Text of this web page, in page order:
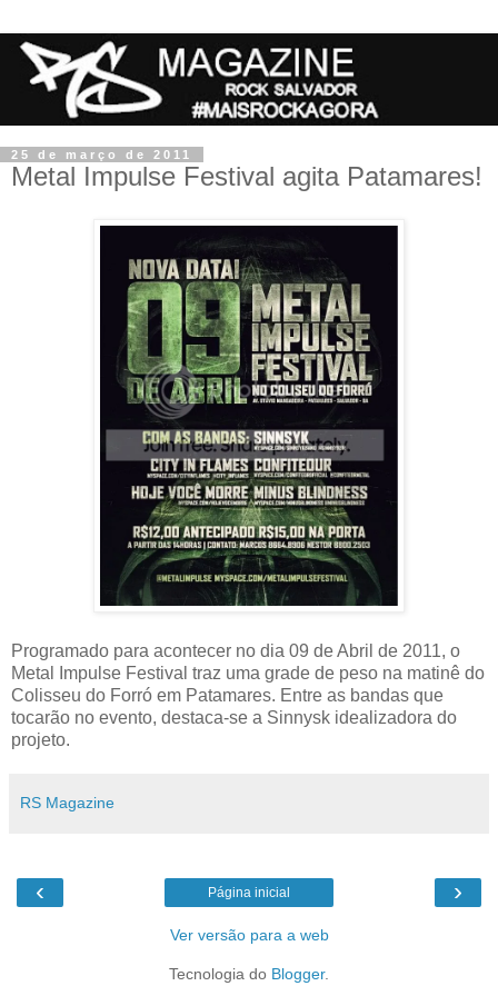
25 de março de 2011
Metal Impulse Festival agita Patamares!
Programado para acontecer no dia 09 de Abril de 2011, o
Metal Impulse Festival traz uma grade de peso na matinê do
Colisseu do Forró em Patamares. Entre as bandas que
tocarão no evento, destaca-se a Sinnysk idealizadora do
projeto.
RS Magazine
‹ ›
Página inicial
Ver versão para a web
Tecnologia do Blogger.